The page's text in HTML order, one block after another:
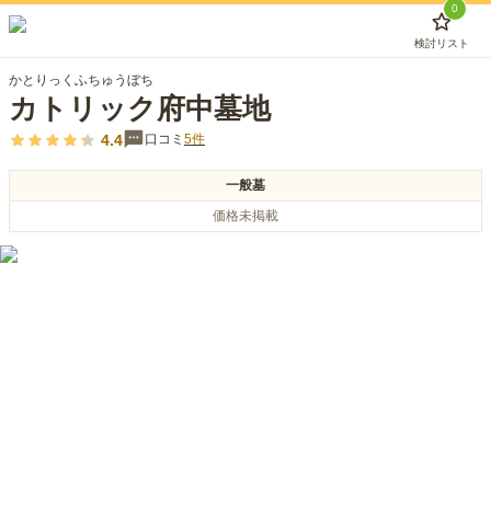
0
検討リスト
かとりっくふちゅうぼち
カトリック府中墓地
4.4 口コミ 5件
一般墓
価格未掲載